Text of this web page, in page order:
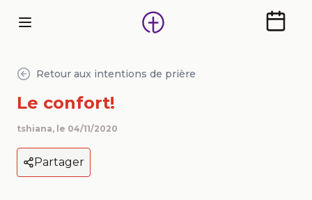
Retour aux intentions de prière
Le confort!
tshiana, le 04/11/2020
Partager